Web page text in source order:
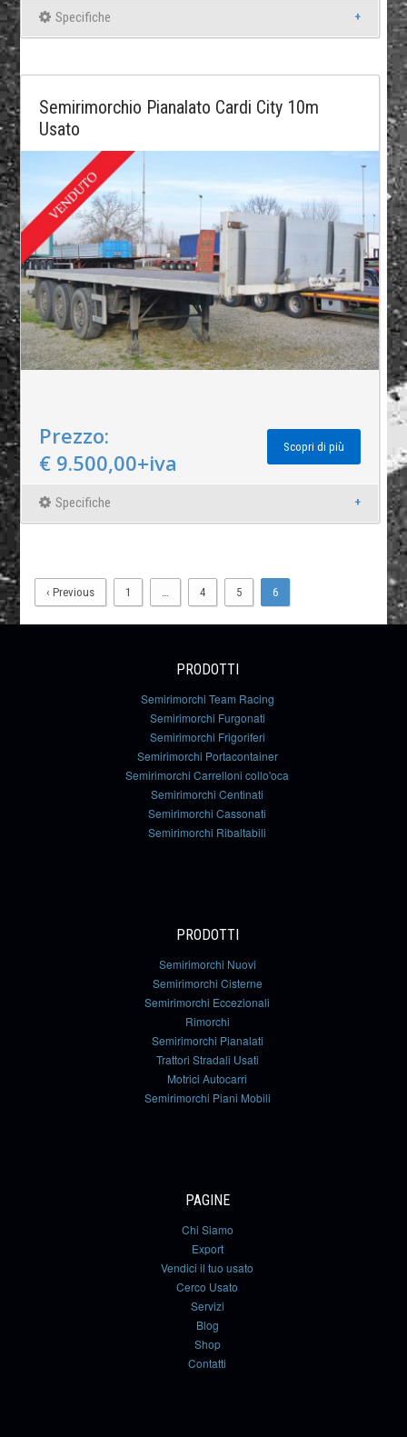
Specifiche
Semirimorchio Pianalato Cardi City 10m
Usato
Prezzo:
€ 9.500,00+iva
Scopri di più
Specifiche
‹ Previous 1 … 4 5 6
PRODOTTI
Semirimorchi Team Racing
Semirimorchi Furgonati
Semirimorchi Frigoriferi
Semirimorchi Portacontainer
Semirimorchi Carrelloni collo'oca
Semirimorchi Centinati
Semirimorchi Cassonati
Semirimorchi Ribaltabili
PRODOTTI
Semirimorchi Nuovi
Semirimorchi Cisterne
Semirimorchi Eccezionali
Rimorchi
Semirimorchi Pianalati
Trattori Stradali Usati
Motrici Autocarri
Semirimorchi Piani Mobili
PAGINE
Chi Siamo
Export
Vendici il tuo usato
Cerco Usato
Servizi
Blog
Shop
Contatti